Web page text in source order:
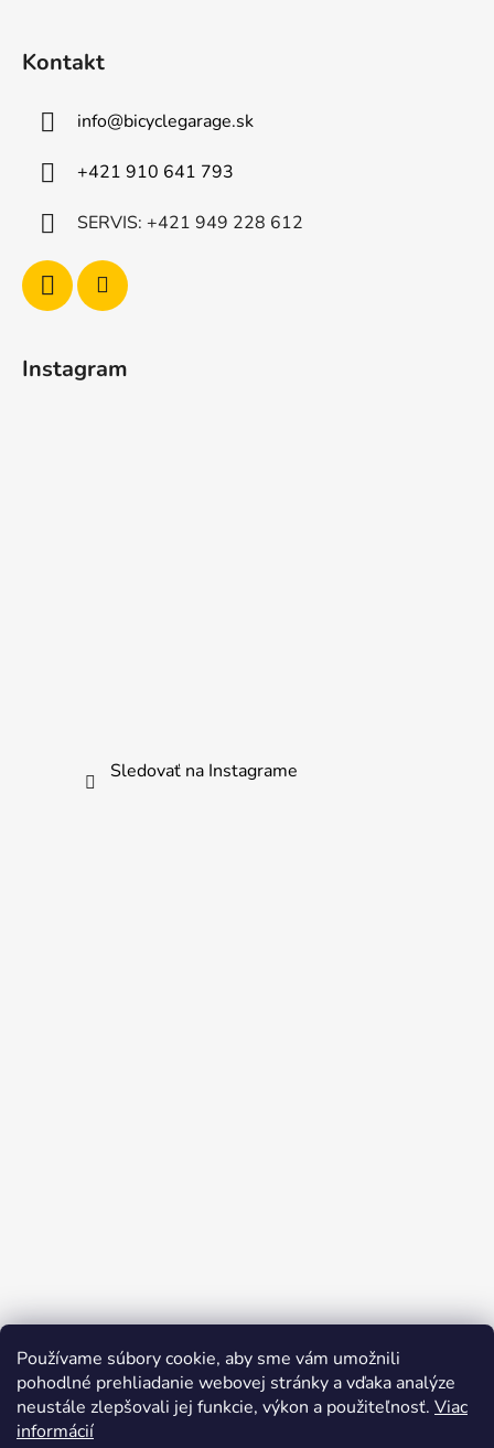
Používame súbory cookie, aby sme vám umožnili
pohodlné prehliadanie webovej stránky a vďaka analýze
neustále zlepšovali jej funkcie, výkon a použiteľnosť. Viac
informácií
Kontakt
info@bicyclegarage.sk
+421 910 641 793
SERVIS: +421 949 228 612
Instagram
Sledovať na Instagrame